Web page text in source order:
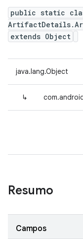
public static
extends Object
java.lang.Object
↳
Resumo
Campos